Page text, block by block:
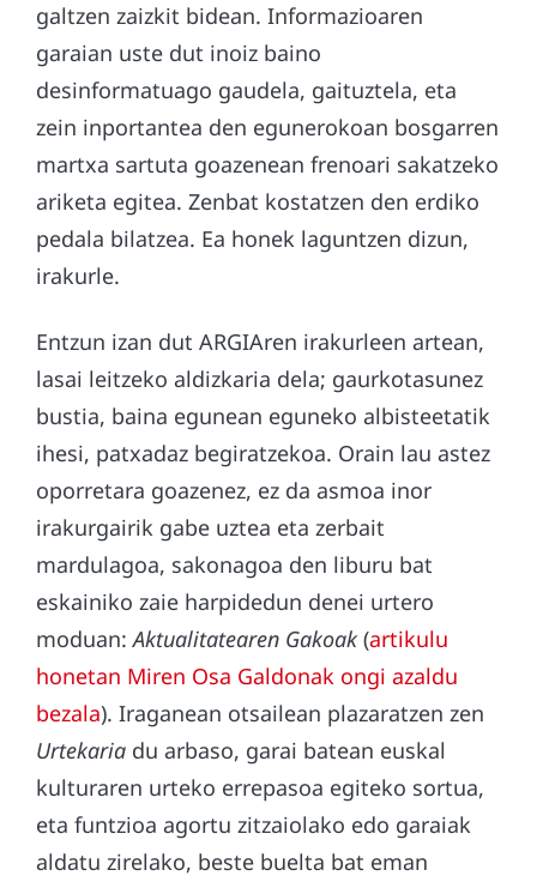
galtzen zaizkit bidean. Informazioaren
garaian uste dut inoiz baino
desinformatuago gaudela, gaituztela, eta
zein inportantea den egunerokoan bosgarren
martxa sartuta goazenean frenoari sakatzeko
ariketa egitea. Zenbat kostatzen den erdiko
pedala bilatzea. Ea honek laguntzen dizun,
irakurle.
Entzun izan dut ARGIAren irakurleen artean,
lasai leitzeko aldizkaria dela; gaurkotasunez
bustia, baina egunean eguneko albisteetatik
ihesi, patxadaz begiratzekoa. Orain lau astez
oporretara goazenez, ez da asmoa inor
irakurgairik gabe uztea eta zerbait
mardulagoa, sakonagoa den liburu bat
eskainiko zaie harpidedun denei urtero
moduan:Aktualitatearen Gakoak (artikulu
honetan Miren Osa Galdonak ongi azaldu
bezala). Iraganean otsailean plazaratzen zen
Urtekaria du arbaso, garai batean euskal
kulturaren urteko errepasoa egiteko sortua,
eta funtzioa agortu zitzaiolako edo garaiak
aldatu zirelako, beste buelta bat eman